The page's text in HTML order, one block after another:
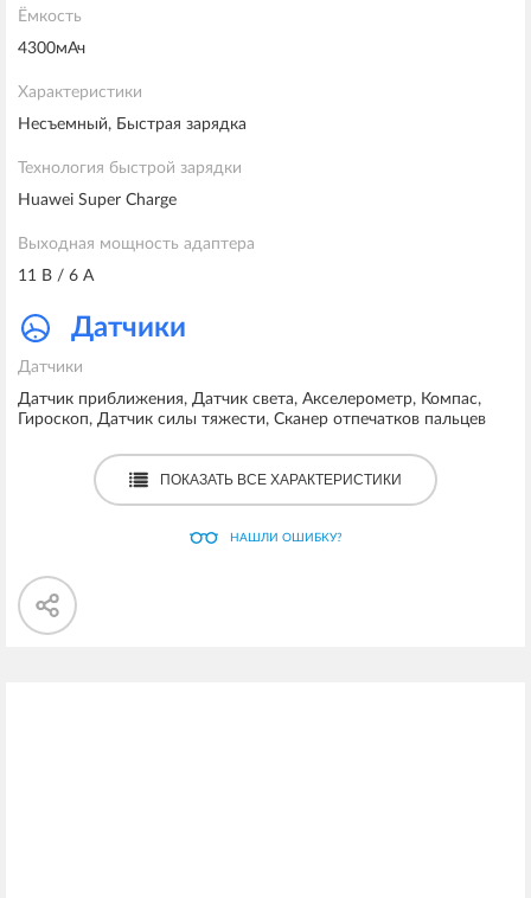
Ёмкость
4300мАч
Характеристики
Несъемный, Быстрая зарядка
Технология быстрой зарядки
Huawei Super Charge
Выходная мощность адаптера
11 В / 6 А
Датчики
Датчики
Датчик приближения, Датчик света, Акселерометр, Компас,
Гироскоп, Датчик силы тяжести, Сканер отпечатков пальцев
ПОКАЗАТЬ ВСЕ ХАРАКТЕРИСТИКИ
НАШЛИ ОШИБКУ?